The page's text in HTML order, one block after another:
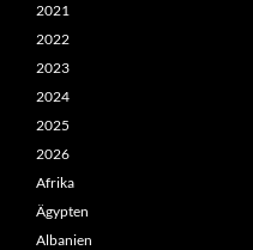
2021
2022
2023
2024
2025
2026
Afrika
Ägypten
Albanien